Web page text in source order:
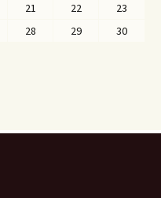
21 22
23
28 29
30